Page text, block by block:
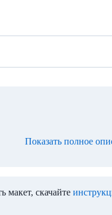
Показать полное
макет, скачайте